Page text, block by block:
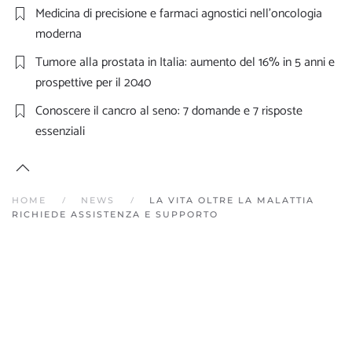
Medicina di precisione e farmaci agnostici nell’oncologia
moderna
Tumore alla prostata in Italia: aumento del 16% in 5 anni e
prospettive per il 2040
Conoscere il cancro al seno: 7 domande e 7 risposte
essenziali
HOME NEWS
LA VITA OLTRE LA MALATTIA
RICHIEDE ASSISTENZA E SUPPORTO